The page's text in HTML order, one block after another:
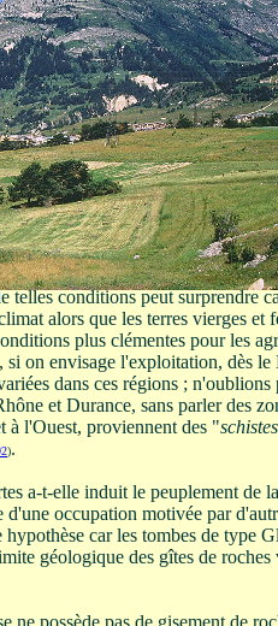
en 1990 ont déjà défini une
Chisone remarquant "que les
des vallées et des vallons
par un accès difficile à
contrainte géographique
italiens en rassemblant les
la Doire Baltée, de l'Arc et de
haut Rhône en Suisse, entre
chaque coté de la ligne de
à une économie agro-
l'actuel(91).
telles conditions peut surprendre
alors que les terres vierges et
plus clémentes pour les
on envisage l'exploitation, dès
dans ces régions ;
et Durance, sans parler des
à l'Ouest, proviennent des "
).
a-t-elle induit le peuplement de
d'une occupation motivée par
car les tombes de type
géologique des gîtes de roches
ne possède pas de gisement de